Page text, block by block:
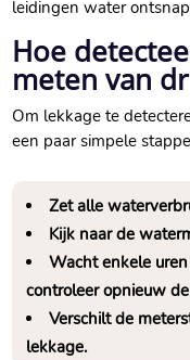
leidingen water
Hoe
meten van
Om lekkage te
een paar simpele
Zet alle
Kijk naar de
Wacht enkele
controleer opnieuw
Verschilt de
lekkage.​